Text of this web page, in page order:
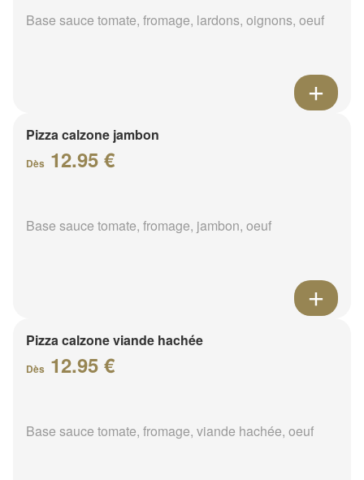
Base sauce tomate, fromage, lardons, oignons, oeuf
Pizza calzone jambon
Dès 12.95 €
Base sauce tomate, fromage, jambon, oeuf
Pizza calzone viande hachée
Dès 12.95 €
Base sauce tomate, fromage, viande hachée, oeuf